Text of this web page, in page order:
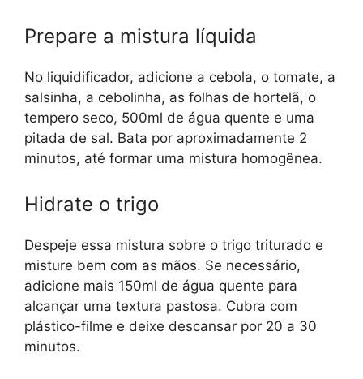
Prepare a mistura líquida
No liquidificador, adicione a cebola, o tomate, a
salsinha, a cebolinha, as folhas de hortelã, o
tempero seco, 500ml de água quente e uma
pitada de sal. Bata por aproximadamente 2
minutos, até formar uma mistura homogênea.
Hidrate o trigo
Despeje essa mistura sobre o trigo triturado e
misture bem com as mãos. Se necessário,
adicione mais 150ml de água quente para
alcançar uma textura pastosa. Cubra com
plástico-filme e deixe descansar por 20 a 30
minutos.